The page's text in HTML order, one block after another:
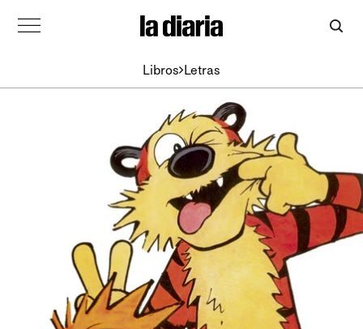
Libros Letras